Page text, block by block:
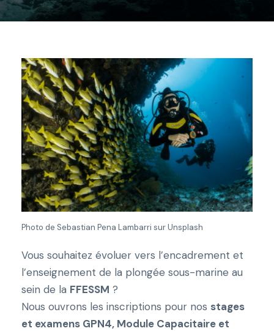
Photo de Sebastian Pena Lambarri sur Unsplash
Vous souhaitez évoluer vers l’encadrement et
l’enseignement de la plongée sous-marine au
sein de la FFESSM ?
Nous ouvrons les inscriptions pour nos stages
et examens GPN4, Module Capacitaire et